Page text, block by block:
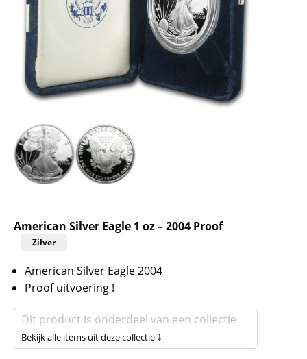
American Silver Eagle 1 oz – 2004 Proof
Zilver
American Silver Eagle 2004
Proof uitvoering !
Dit product is onderdeel van een collectie
Bekijk alle items uit deze collectie ⤵